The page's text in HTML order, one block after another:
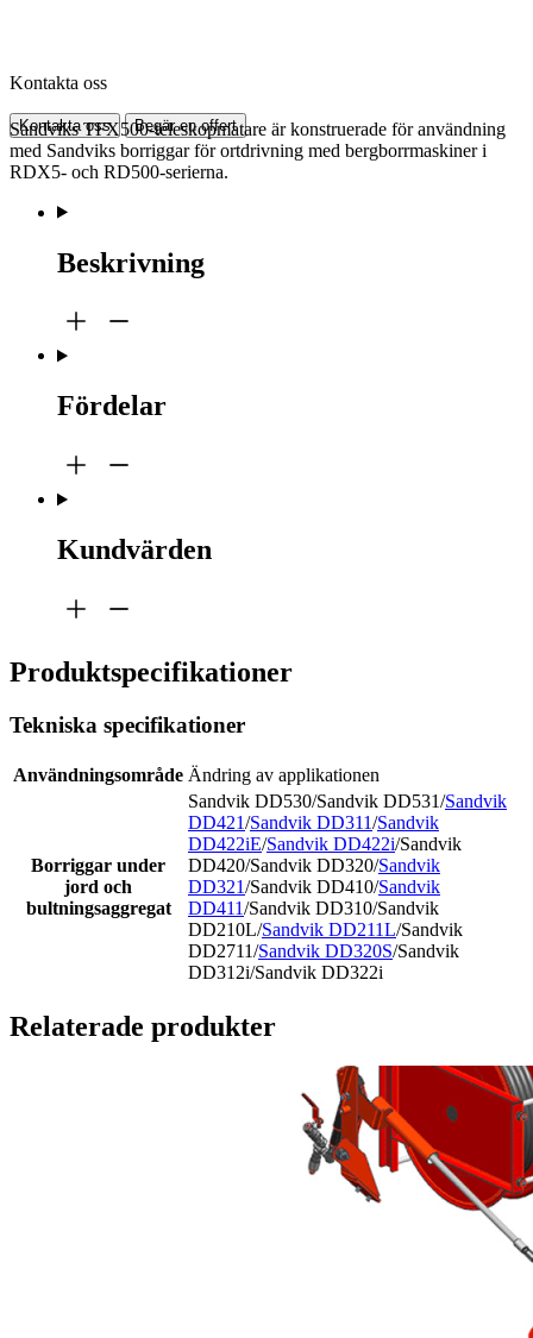
Kontakta oss
Kontakta oss Begär en offert
Sandviks TFX500-teleskopmatare är konstruerade för användning
med Sandviks borriggar för ortdrivning med bergborrmaskiner i
RDX5- och RD500-serierna.
Beskrivning
Fördelar
Kundvärden
Produktspecifikationer
Tekniska specifikationer
Användningsområde Ändring av applikationen
Borriggar under
jord och
bultningsaggregat
Sandvik DD530/Sandvik DD531/Sandvik
DD421/Sandvik DD311/Sandvik
DD422iE/Sandvik DD422i/Sandvik
DD420/Sandvik DD320/Sandvik
DD321/Sandvik DD410/Sandvik
DD411/Sandvik DD310/Sandvik
DD210L/Sandvik DD211L/Sandvik
DD2711/Sandvik DD320S/Sandvik
DD312i/Sandvik DD322i
Relaterade produkter